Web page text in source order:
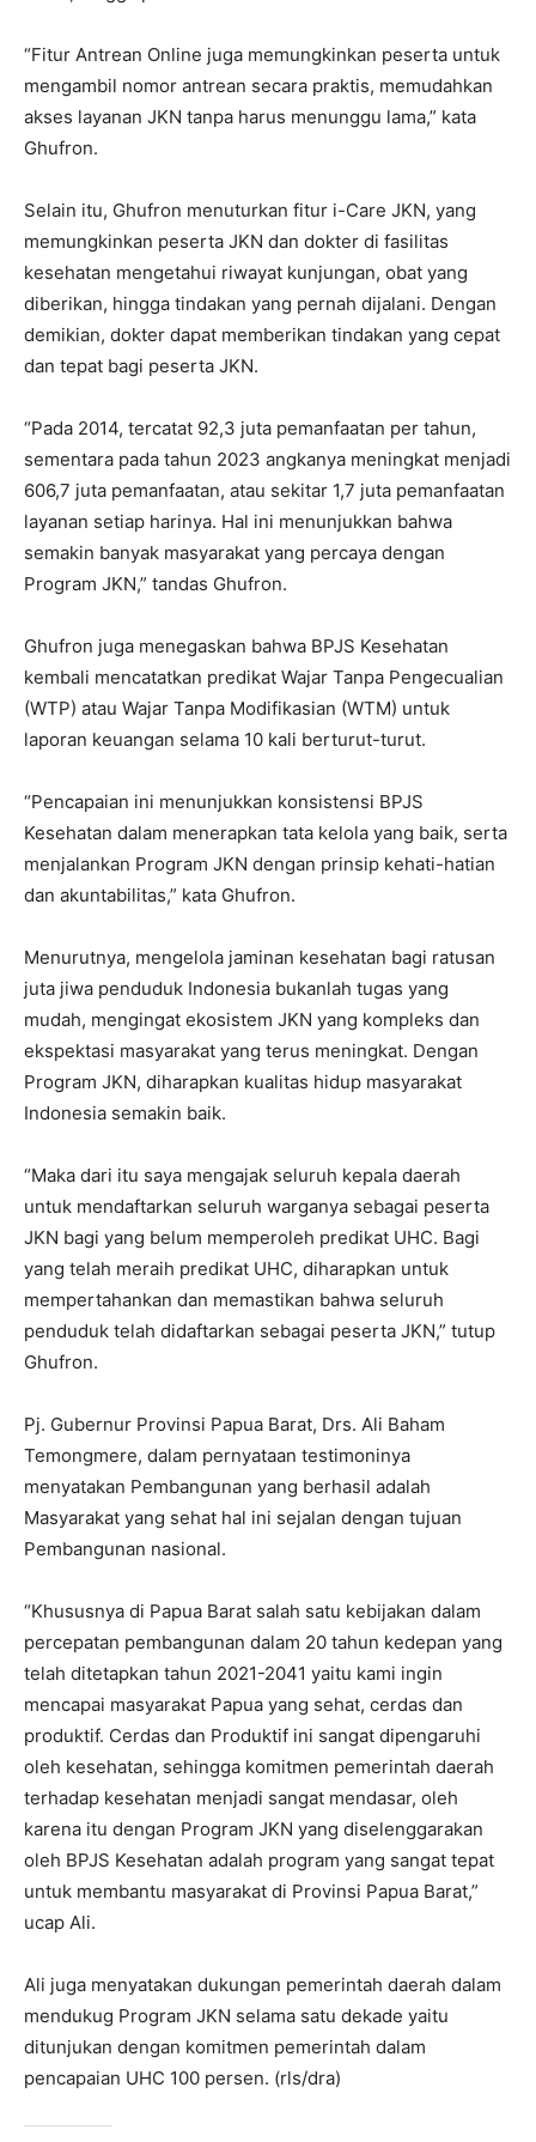
“Fitur Antrean Online juga memungkinkan peserta untuk
mengambil nomor antrean secara praktis, memudahkan
akses layanan JKN tanpa harus menunggu lama,” kata
Ghufron.
Selain itu, Ghufron menuturkan fitur i-Care JKN, yang
memungkinkan peserta JKN dan dokter di fasilitas
kesehatan mengetahui riwayat kunjungan, obat yang
diberikan, hingga tindakan yang pernah dijalani. Dengan
demikian, dokter dapat memberikan tindakan yang cepat
dan tepat bagi peserta JKN.
“Pada 2014, tercatat 92,3 juta pemanfaatan per tahun,
sementara pada tahun 2023 angkanya meningkat menjadi
606,7 juta pemanfaatan, atau sekitar 1,7 juta pemanfaatan
layanan setiap harinya. Hal ini menunjukkan bahwa
semakin banyak masyarakat yang percaya dengan
Program JKN,” tandas Ghufron.
Ghufron juga menegaskan bahwa BPJS Kesehatan
kembali mencatatkan predikat Wajar Tanpa Pengecualian
(WTP) atau Wajar Tanpa Modifikasian (WTM) untuk
laporan keuangan selama 10 kali berturut-turut.
“Pencapaian ini menunjukkan konsistensi BPJS
Kesehatan dalam menerapkan tata kelola yang baik, serta
menjalankan Program JKN dengan prinsip kehati-hatian
dan akuntabilitas,” kata Ghufron.
Menurutnya, mengelola jaminan kesehatan bagi ratusan
juta jiwa penduduk Indonesia bukanlah tugas yang
mudah, mengingat ekosistem JKN yang kompleks dan
ekspektasi masyarakat yang terus meningkat. Dengan
Program JKN, diharapkan kualitas hidup masyarakat
Indonesia semakin baik.
“Maka dari itu saya mengajak seluruh kepala daerah
untuk mendaftarkan seluruh warganya sebagai peserta
JKN bagi yang belum memperoleh predikat UHC. Bagi
yang telah meraih predikat UHC, diharapkan untuk
mempertahankan dan memastikan bahwa seluruh
penduduk telah didaftarkan sebagai peserta JKN,” tutup
Ghufron.
Pj. Gubernur Provinsi Papua Barat, Drs. Ali Baham
Temongmere, dalam pernyataan testimoninya
menyatakan Pembangunan yang berhasil adalah
Masyarakat yang sehat hal ini sejalan dengan tujuan
Pembangunan nasional.
“Khususnya di Papua Barat salah satu kebijakan dalam
percepatan pembangunan dalam 20 tahun kedepan yang
telah ditetapkan tahun 2021-2041 yaitu kami ingin
mencapai masyarakat Papua yang sehat, cerdas dan
produktif. Cerdas dan Produktif ini sangat dipengaruhi
oleh kesehatan, sehingga komitmen pemerintah daerah
terhadap kesehatan menjadi sangat mendasar, oleh
karena itu dengan Program JKN yang diselenggarakan
oleh BPJS Kesehatan adalah program yang sangat tepat
untuk membantu masyarakat di Provinsi Papua Barat,”
ucap Ali.
Ali juga menyatakan dukungan pemerintah daerah dalam
mendukug Program JKN selama satu dekade yaitu
ditunjukan dengan komitmen pemerintah dalam
pencapaian UHC 100 persen. (rls/dra)